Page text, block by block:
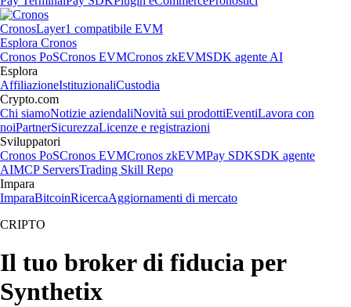
CronosLayer1 compatibile EVM
Esplora Cronos
Cronos PoSCronos EVMCronos zkEVMSDK agente AI
Esplora
AffiliazioneIstituzionaliCustodia
Crypto.com
Chi siamoNotizie aziendaliNovità sui prodottiEventiLavora con
noiPartnerSicurezzaLicenze e registrazioni
Sviluppatori
Cronos PoSCronos EVMCronos zkEVMPay SDKSDK agente
AIMCP ServersTrading Skill Repo
Impara
ImparaBitcoinRicercaAggiornamenti di mercato
CRIPTO
Il tuo broker di fiducia per
Synthetix